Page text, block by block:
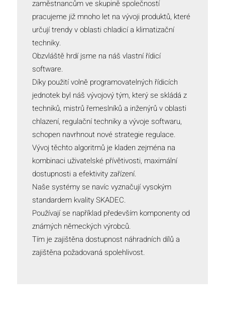
zaměstnancům ve skupině společností
pracujeme již mnoho let na vývoji produktů, které
určují trendy v oblasti chladicí a klimatizační
techniky.
Obzvláště hrdí jsme na náš vlastní řídicí
software.
Díky použití volně programovatelných řídicích
jednotek byl náš vývojový tým, který se skládá z
techniků, mistrů řemeslníků a inženýrů v oblasti
chlazení, regulační techniky a vývoje softwaru,
schopen navrhnout nové strategie regulace.
Vývoj těchto algoritmů je kladen zejména na
kombinaci uživatelské přívětivosti, maximální
dostupnosti a efektivity zařízení.
Naše systémy se navíc vyznačují vysokým
standardem kvality SKADEC.
Používají se například především komponenty od
známých německých výrobců.
Tím je zajištěna dostupnost náhradních dílů a
zajištěna požadovaná spolehlivost.